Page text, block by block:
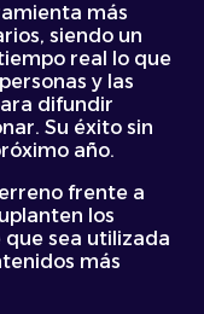
más
siendo un
real lo que
y las
difundir
Su éxito sin
año.
frente a
los
que sea utilizada
más